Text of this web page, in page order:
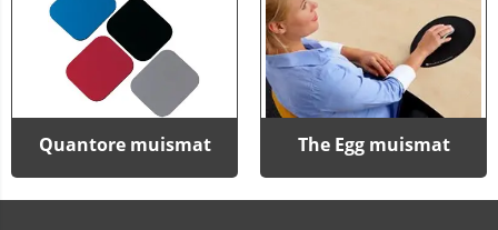
Quantore muismat The Egg muismat